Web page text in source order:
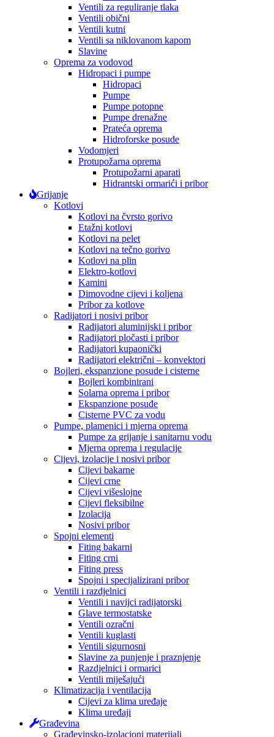
Ventili za reguliranje tlaka
Ventili obični
Ventili kutni
Ventili sa niklovanom kapom
Slavine
Oprema za vodovod
Hidropaci i pumpe
Hidropaci
Pumpe
Pumpe potopne
Pumpe drenažne
Prateća oprema
Hidroforske posude
Vodomjeri
Protupožarna oprema
Protupožarni aparati
Hidrantski ormarići i pribor
Grijanje
Kotlovi
Kotlovi na čvrsto gorivo
Etažni kotlovi
Kotlovi na pelet
Kotlovi na tečno gorivo
Kotlovi na plin
Elektro-kotlovi
Kamini
Dimovodne cijevi i koljena
Pribor za kotlove
Radijatori i nosivi pribor
Radijatori aluminijski i pribor
Radijatori pločasti i pribor
Radijatori kupaonički
Radijatori električni – konvektori
Bojleri, ekspanzione posude i cisterne
Bojleri kombinirani
Solarna oprema i pribor
Ekspanzione posuđe
Cisterne PVC za vodu
Pumpe, plamenici i mjerna oprema
Pumpe za grijanje i sanitarnu vodu
Mjerna oprema i regulacije
Cijevi, izolacije i nosivi pribor
Cijevi bakarne
Cijevi crne
Cijevi višeslojne
Cijevi fleksibilne
Izolacija
Nosivi pribor
Spojni elementi
Fiting bakarni
Fiting crni
Fiting press
Spojni i specijalizirani pribor
Ventili i razdjelnici
Ventili i navijci radijatorski
Glave termostatske
Ventili ozračni
Ventili kuglasti
Ventili sigurnosni
Slavine za punjenje i praznjenje
Razdjelnici i ormarici
Ventili miješajući
Klimatizacija i ventilacija
Cijevi za klima uređaje
Klima uređaji
Građevina
Građevinsko-izolacioni materijali